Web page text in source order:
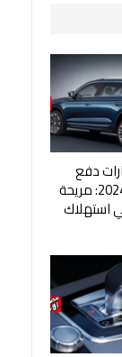
سيارات دفع
رباعي لعام 2024: مريحة
استهلاك